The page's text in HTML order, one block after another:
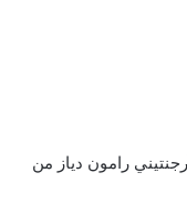
رامون دياز من